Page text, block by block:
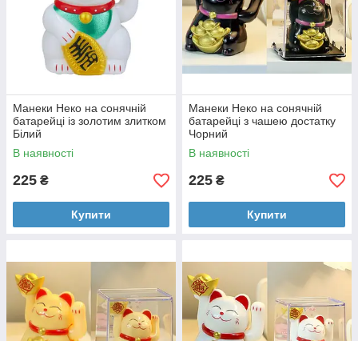
Манеки Неко на сонячній
батарейці із золотим злитком
Білий
В наявності
225 ₴
Купити
Манеки Неко на сонячній
батарейці з чашею достатку
Чорний
В наявності
225 ₴
Купити